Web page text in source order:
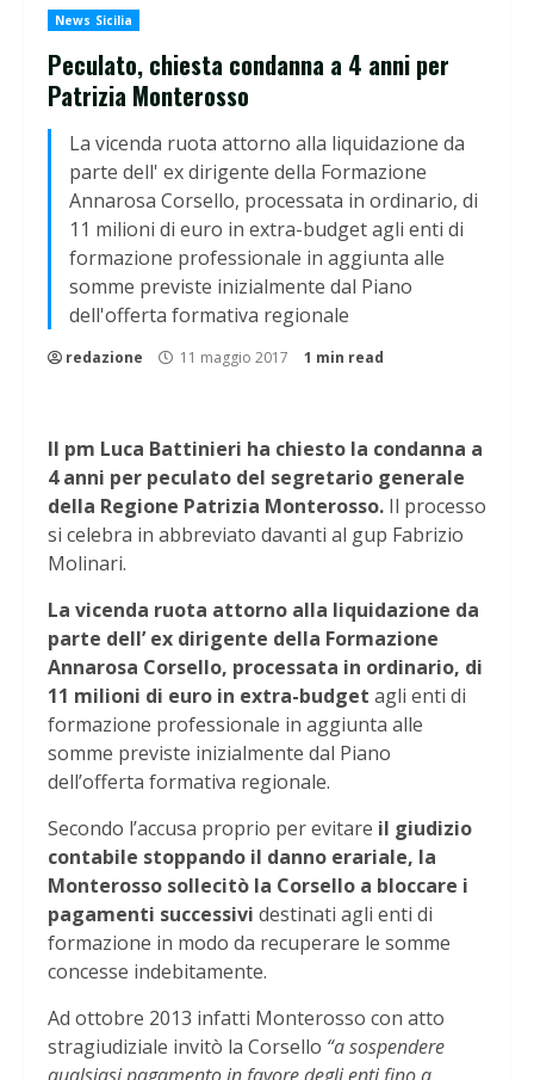
News Sicilia
Peculato, chiesta condanna a 4 anni per
Patrizia Monterosso
La vicenda ruota attorno alla liquidazione da
parte dell' ex dirigente della Formazione
Annarosa Corsello, processata in ordinario, di
11 milioni di euro in extra-budget agli enti di
formazione professionale in aggiunta alle
somme previste inizialmente dal Piano
dell'offerta formativa regionale
redazione 11 maggio 2017 1 min read
Il pm Luca Battinieri ha chiesto la condanna a
4 anni per peculato del segretario generale
della Regione Patrizia Monterosso. Il processo
si celebra in abbreviato davanti al gup Fabrizio
Molinari.
La vicenda ruota attorno alla liquidazione da
parte dell’ ex dirigente della Formazione
Annarosa Corsello, processata in ordinario, di
11 milioni di euro in extra-budget agli enti di
formazione professionale in aggiunta alle
somme previste inizialmente dal Piano
dell’offerta formativa regionale.
Secondo l’accusa proprio per evitare il giudizio
contabile stoppando il danno erariale, la
Monterosso sollecitò la Corsello a bloccare i
pagamenti successivi destinati agli enti di
formazione in modo da recuperare le somme
concesse indebitamente.
Ad ottobre 2013 infatti Monterosso con atto
stragiudiziale invitò la Corsello “a sospendere